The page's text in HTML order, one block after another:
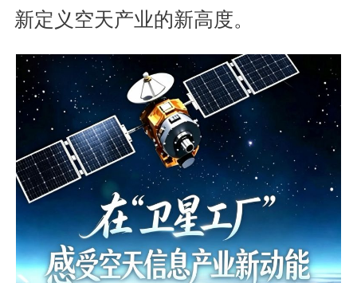
新定义空天产业的新高度。